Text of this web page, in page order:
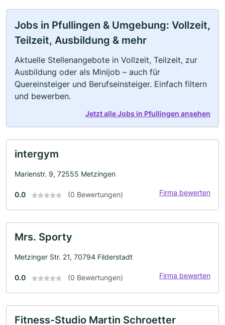
Jobs in Pfullingen & Umgebung: Vollzeit,
Teilzeit, Ausbildung & mehr
Aktuelle Stellenangebote in Vollzeit, Teilzeit, zur
Ausbildung oder als Minijob – auch für
Quereinsteiger und Berufseinsteiger. Einfach filtern
und bewerben.
Jetzt alle Jobs in Pfullingen ansehen
intergym
Marienstr. 9, 72555 Metzingen
0.0 (0 Bewertungen) Firma bewerten
Mrs. Sporty
Metzinger Str. 21, 70794 Filderstadt
0.0 (0 Bewertungen) Firma bewerten
Fitness-Studio Martin Schroetter